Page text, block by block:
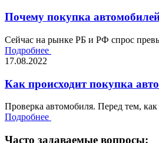
Почему покупка
Сейчас на рынке РБ и РФ спрос
Подробнее
17.08.2022
Как происходит покупка
Проверка автомобиля. Перед тем,
Подробнее
Часто задаваемые вопросы: